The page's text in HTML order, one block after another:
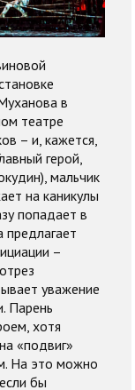
в
театре
– и, кажется,
герой,
мальчик
на каникулы
попадает в
–
уважение
Парень
хотя
«подвиг»
На это можно
бы